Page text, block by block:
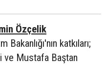
Özçelik
katkıları;
ve Mustafa Baştan